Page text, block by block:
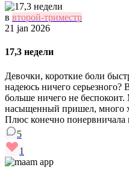
в второй-триместр
21 jan 2026
17,3 недели
Девочки, короткие боли
надеюсь ничего серьезного?
больше ничего не
насыщенный пришел, много
Плюс конечно понервничала
5
1